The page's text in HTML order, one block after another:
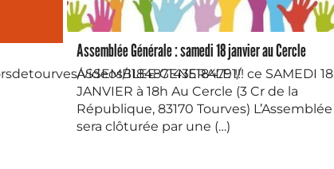
videos/1184871435184791/
Assemblée Générale : samedi 18 janvier au Cercle
ASSEMBLEE GENERALE !!! ce SAMEDI 18
JANVIER à 18h Au Cercle (3 Cr de la
République, 83170 Tourves) L’Assemblée
sera clôturée par une (…)